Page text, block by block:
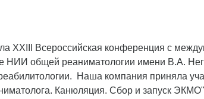
XXIII Всероссийская конференция с
НИИ общей реаниматологии имени В.А.
Наша компания приняла
Канюляция. Сбор и запуск